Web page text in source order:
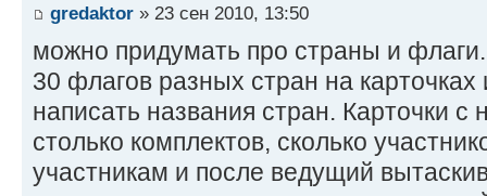
gredaktor » 23 сен 2010, 13:50
можно придумать про страны и
30 флагов разных стран на карточках
написать названия стран. Карточки с
столько комплектов, сколько
участникам и после ведущий